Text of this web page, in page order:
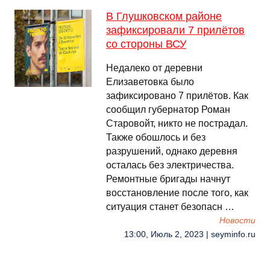
В Глушковском районе
зафиксировали 7 прилётов
со стороны ВСУ
Недалеко от деревни
Елизаветовка было
зафиксировано 7 прилётов. Как
сообщил губернатор Роман
Старовойт, никто не пострадал.
Также обошлось и без
разрушений, однако деревня
осталась без электричества.
Ремонтные бригады начнут
восстановление после того, как
ситуация станет безопасн …
Новости
13:00, Июль 2, 2023 | seyminfo.ru